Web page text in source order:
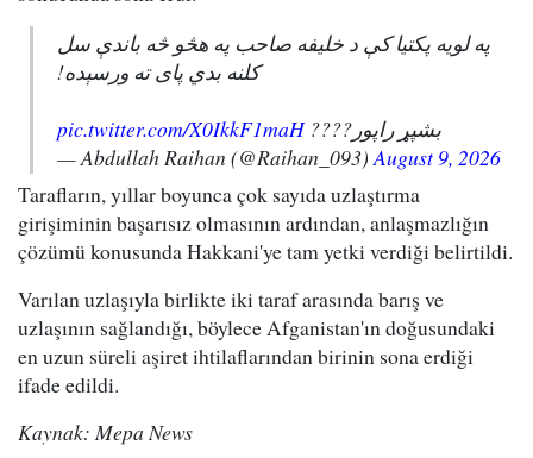
په لویه پکتیا کې د خلیفه صاحب په هڅو څه باندې سل
کلنه بدي پای ته ورسېده!
بشپړ راپور????pic.twitter.com/X0IkkF1maH
— Abdullah Raihan (@Raihan_093)August 9, 2026
Tarafların, yıllar boyunca çok sayıda uzlaştırma
girişiminin başarısız olmasının ardından, anlaşmazlığın
çözümü konusunda Hakkani'ye tam yetki verdiği belirtildi.
Varılan uzlaşıyla birlikte iki taraf arasında barış ve
uzlaşının sağlandığı, böylece Afganistan'ın doğusundaki
en uzun süreli aşiret ihtilaflarından birinin sona erdiği
ifade edildi.
Kaynak: Mepa News